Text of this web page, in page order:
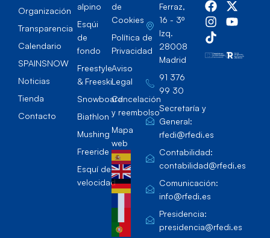
Organización
Transparencia
Calendario
SPAINSNOW
Noticias
Tienda
Contacto
alpino
Esqúi
de
fondo
Freestyle
& Freeski
Snowboard
Biathlon
Mushing
Freeride
Esquí de
velocidad
de
Cookies
Política de
Privacidad
Aviso
Legal
Cancelación
y reembolso
Mapa
web
Ferraz,
16 - 3º
Izq.
28008
Madrid
91 376
99 30
Secretaría y
General:
rfedi@rfedi.es
Contabilidad:
contabilidad@rfedi.es
Comunicación:
info@rfedi.es
Presidencia:
presidencia@rfedi.es